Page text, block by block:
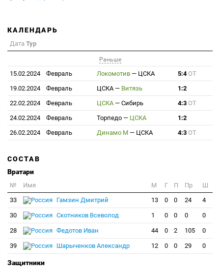
КАЛЕНДАРЬ
Дата Тур
Раньше
15.02.2024 Февраль Локомотив — ЦСКА 5:4ОТ
19.02.2024
Февраль ЦСКА— Витязь
1:2
22.02.2024
Февраль ЦСКА— Сибирь 4:3 ОТ
24.02.2024
Февраль Торпедо — ЦСКА
1:2
26.02.2024
Февраль Динамо М — ЦСКА 4:3 ОТ
СОСТАВ
Вратари
№ Имя M Г П Пр
Ш
33
Гамзин Дмитрий 13 0 0 24 4
30 Скотников Всеволод 1 0 0 0 0
28 Федотов Иван 44 0 2 105 0
39 Шарыченков Александр 12 0 0 29 0
Защитники